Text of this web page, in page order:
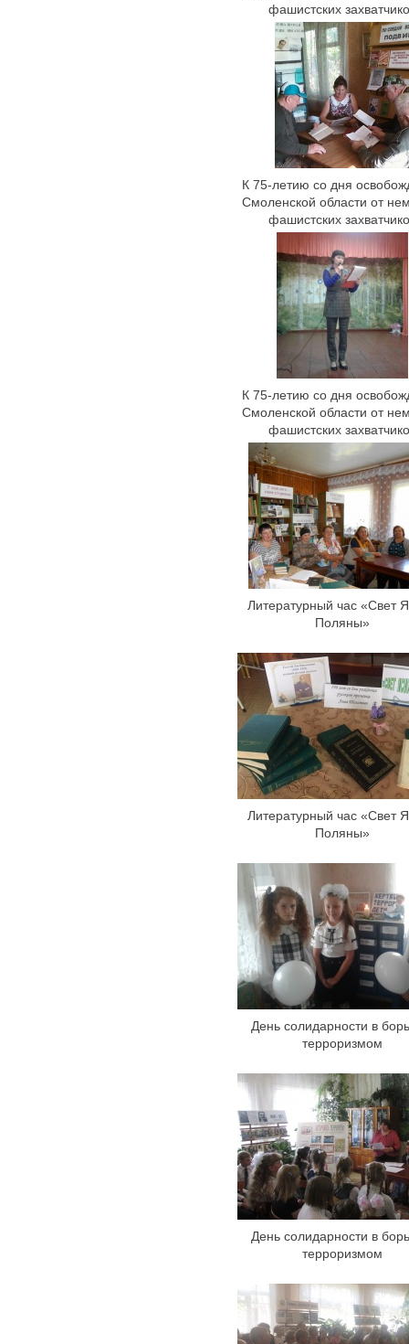
фашистских
К 75-летию со дня
Смоленской области от
фашистских
К 75-летию со дня
Смоленской области от
фашистских
Литературный час «Свет
Поляны»
Литературный час «Свет
Поляны»
День солидарности в
терроризмом
День солидарности в
терроризмом